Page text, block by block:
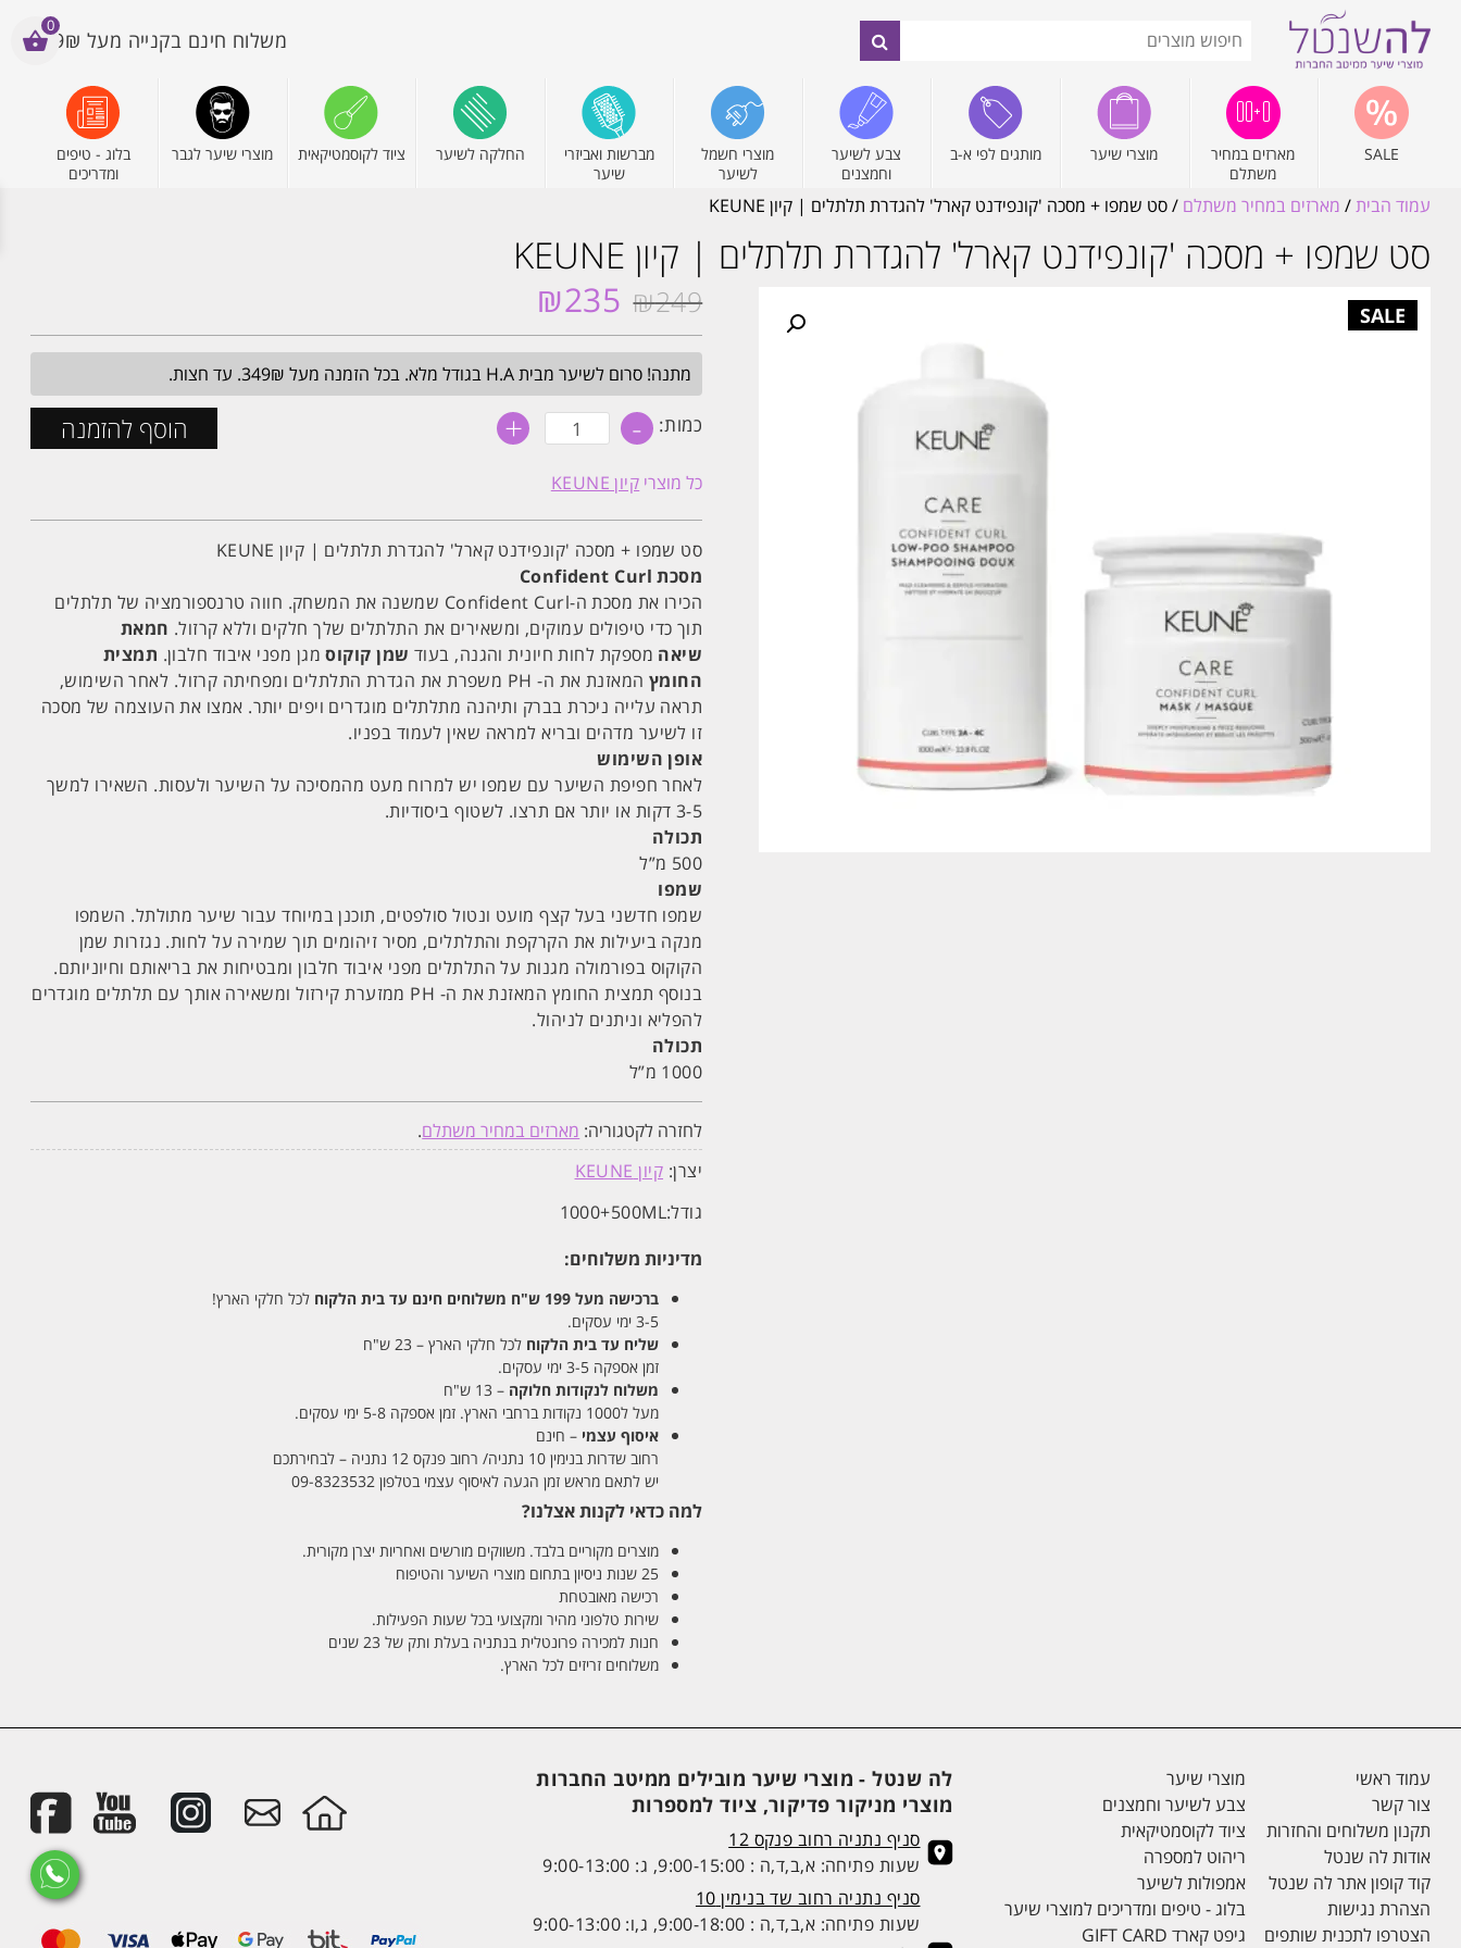
משלוח חינם בקנייה מעל 199₪
SALE
מארזים במחיר
משתלם
מוצרי שיער מותגים לפי א-ב
צבע לשיער
וחמצנים
מוצרי חשמל
לשיער
מברשות ואביזרי
שיער
החלקה לשיער ציוד לקוסמטיקאית מוצרי שיער לגבר
בלוג - טיפים
ומדריכים
עמוד הבית/ מארזים במחיר משתלם / סט שמפו + מסכה 'קונפידנט קארל' להגדרת תלתלים | קיון KEUNE
סט שמפו + מסכה 'קונפידנט קארל' להגדרת תלתלים | קיון KEUNE
₪249
המחיר
היה:
₪249.
₪235
הוא:
₪235.מתנה! סרום לשיער מבית H.A בגודל מלא. בכל הזמנה מעל 349₪. עד חצות.
כמות: - כמות
של
שמפו
+
'קונפידנט
קארל'
להגדרת
תלתלים
|
קיון
KEUNE
+ הוסף להזמנה
כל מוצרי קיון KEUNE
סט שמפו + מסכה 'קונפידנט קארל' להגדרת תלתלים | קיון KEUNE
מסכת Confident Curl
הכירו את מסכת ה-Confident Curl שמשנה את המשחק. חווה טרנספורמציה של תלתלים
תוך כדי טיפולים עמוקים, ומשאירים את התלתלים שלך חלקים וללא קרזול. חמאת
שיאה מספקת לחות חיונית והגנה, בעוד שמן קוקוסמגן מפני איבוד חלבון. תמצית
החומץ
המאזנת את ה- PH משפרת את הגדרת התלתלים ומפחיתה קרזול. לאחר השימוש,
תראה עלייה ניכרת בברק ותיהנה מתלתלים מוגדרים ויפים יותר. אמצו את העוצמה של מסכה
זו לשיער מדהים ובריא למראה שאין לעמוד בפניו.
אופן השימוש
לאחר חפיפת השיער עם שמפו יש למרוח מעט מהמסיכה על השיער ולעסות. השאירו למשך
3-5 דקות או יותר אם תרצו. לשטוף ביסודיות.
תכולה
500 מ”ל
שמפו
שמפו חדשני בעל קצף מועט ונטול סולפטים, תוכנן במיוחד עבור שיער מתולתל. השמפו
מנקה ביעילות את הקרקפת והתלתלים, מסיר זיהומים תוך שמירה על לחות. נגזרות שמן
הקוקוס בפורמולה מגנות על התלתלים מפני איבוד חלבון ומבטיחות את בריאותם וחיוניותם.
בנוסף תמצית החומץ המאזנת את ה- PH ממזערת קירזול ומשאירה אותך עם תלתלים מוגדרים
להפליא וניתנים לניהול.
תכולה
1000 מ”ל
לחזרה לקטגוריה: מארזים במחיר משתלם.
יצרן: קיון KEUNE
גודל:1000+500ML
מדיניות משלוחים:
ברכישה מעל 199 ש"ח משלוחים חינם עד בית הלקוח לכל חלקי הארץ!
3-5 ימי עסקים.
שליח עד בית הלקוח לכל חלקי הארץ – 23 ש"ח
זמן אספקה 3-5 ימי עסקים.
משלוח לנקודות חלוקה – 13 ש"ח
מעל ל1000 נקודות ברחבי הארץ. זמן אספקה 5-8 ימי עסקים.
איסוף עצמי – חינם
רחוב שדרות בנימין 10 נתניה/ רחוב פנקס 12 נתניה – לבחירתכם
יש לתאם מראש זמן הגעה לאיסוף עצמי בטלפון 09-8323532
למה כדאי לקנות אצלנו?
מוצרים מקוריים בלבד. משווקים מורשים ואחריות יצרן מקורית.
25 שנות ניסיון בתחום מוצרי השיער והטיפוח
רכישה מאובטחת
שירות טלפוני מהיר ומקצועי בכל שעות הפעילות.
חנות למכירה פרונטלית בנתניה בעלת ותק של 23 שנים
משלוחים זריזים לכל הארץ.
עמוד ראשי
צור קשר
תקנון משלוחים והחזרות
אודות לה שנטל
קוד קופון אתר לה שנטל
הצהרת נגישות
הצטרפו לתכנית שותפים
מוצרי שיער
צבע לשיער וחמצנים
ציוד לקוסמטיקאית
ריהוט למספרה
אמפולות לשיער
בלוג - טיפים ומדריכים למוצרי שיער
גיפט קארד GIFT CARD
לה שנטל - מוצרי שיער מובילים ממיטב החברות
מוצרי מניקור פדיקור, ציוד למספרות
סניף נתניה רחוב פנקס 12
שעות פתיחה: א,ב,ד,ה : 9:00-15:00, ג: 9:00-13:00
סניף נתניה רחוב שד בנימין 10
שעות פתיחה: א,ב,ד,ה : 9:00-18:00, ג,ו: 9:00-13:00
0